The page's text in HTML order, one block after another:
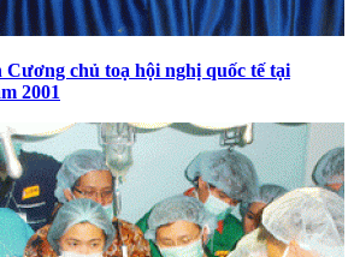
Cương chủ toạ hội nghị quốc tế tại
2001